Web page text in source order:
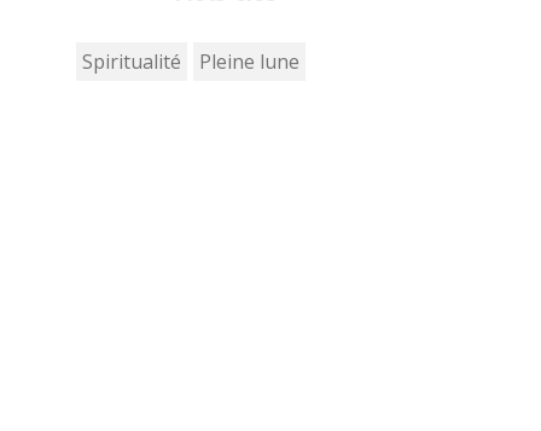
Spiritualité Pleine lune